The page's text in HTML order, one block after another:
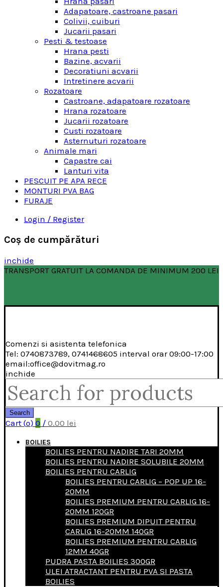
Adapatoare, castroane pasari
Colivii, cuiburi
Jucarii pasari
Pesti & testoase
Hrana pesti
Bazine, acvarii
Decoratiuni acvarii
Intretinere acvarii
Rozatoare
Castroane, adapatoare rozatoare
Hrana rozatoare
Jucarii rozatoare
Custi rozatoare
Asternuturi rozatoare
Animale mari
Capastre cai
Lanturi vita
PESCUIT PE APA RECE
MONTURI PVA BAG
FURAJE
Login / Register
Coş de cumpărături
inchide
TRANSPORT GRATUIT LA COMANDA DE MINIMUM 200 LEI
Comenzi si asistenta telefonica
Tel: 0740873789, 0741468605 interval orar 09:00-17:00
email:office@dovitmag.ro
inchide
Search
for:
Search
Cart (o) 0 / 0.00 lei
BOILIES
BOILIES PENTRU NADIRE TARI 20MM
BOILIES PENTRU NADIRE SOLUBILE 20MM
BOILIES PENTRU CARLIG
BOILIES PENTRU CARLIG – POP UP 16-
20MM
BOILIES PREMIUM PENTRU CARLIG 16-
20MM 120GR
BOILIES PREMIUM DIPUIT PENTRU
CARLIG 16-20MM 140GR
BOILIES PREMIUM PENTRU CARLIG
12MM 40GR
PUDRA PASTA BOILIES 300GR
ULEI ATRACTANT PENTRU PVA SI PASTA
BOILIES